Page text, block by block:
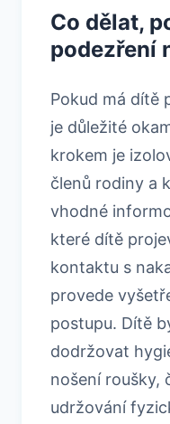
Co dělat,
podezření
Pokud má dítě
je důležité
krokem je
členů rodiny a
vhodné
které dítě
kontaktu s
provede
postupu. Dítě
dodržovat
nošení roušky,
udržování